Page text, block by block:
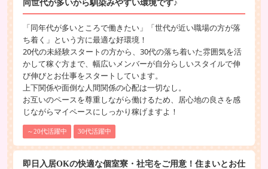
同世代が多いから馴染みやすい環境です♪
「同年代が多いところで働きたい」「世代が近い職場の方が落
ち着く」という方に最適な好環境！
20代の未経験スタートの方から、30代の落ち着いた雰囲気を活
かして稼ぐ方まで、幅広いメンバーが自分らしいスタイルで伸
び伸びとお仕事をスタートしています。
上下関係や面倒な人間関係の心配は一切なし。
お互いのペースを尊重しながら働けるため、居心地の良さを感
じながらマイペースにしっかり稼げますよ！
～20代活躍中 30代活躍中
即日入居OKの快適な個室寮・社宅をご用意！住まいとお仕